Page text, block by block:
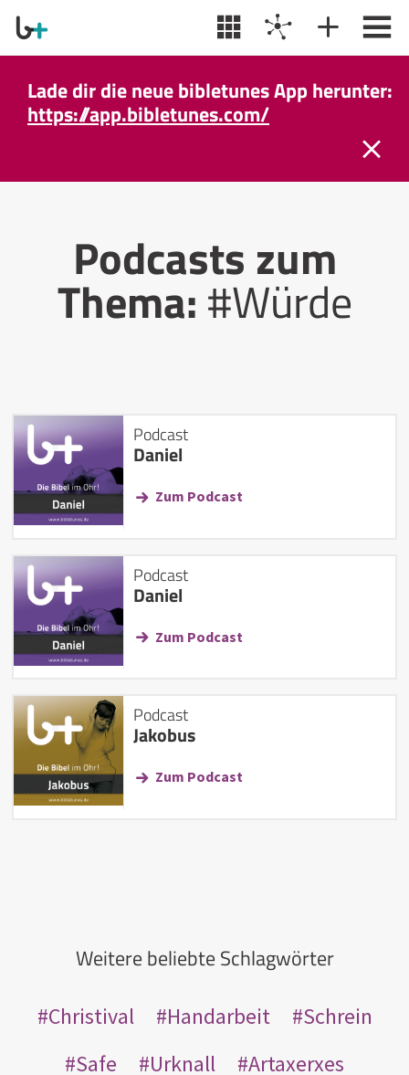
Lade dir die neue bibletunes App herunter:
https://app.bibletunes.com/
Podcasts zum
Thema:#Würde
Podcast
Daniel
Zum Podcast
Podcast
Daniel
Zum Podcast
Podcast
Jakobus
Zum Podcast
Weitere beliebte Schlagwörter
Christival Handarbeit
Schrein
Safe
Urknall
Artaxerxes